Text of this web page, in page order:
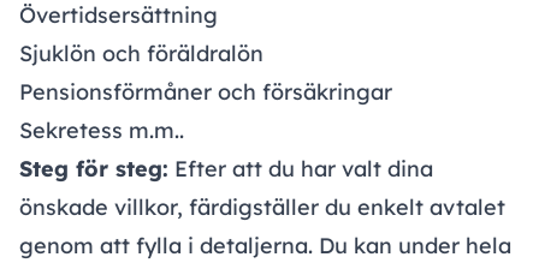
Övertidsersättning
Sjuklön och föräldralön
Pensionsförmåner och försäkringar
Sekretess m.m..
Steg för steg: Efter att du har valt dina
önskade villkor, färdigställer du enkelt avtalet
genom att fylla i detaljerna. Du kan under hela